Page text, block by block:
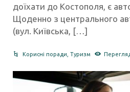
доїхати до Костополя, є
Щоденно з центрального
(вул. Київська, […]
Корисні поради ,Туризм